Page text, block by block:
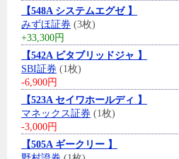
【548A システムエグゼ 】
みずほ証券 (3枚)
+33,300円
【542A ビタブリッドジャ 】
SBI証券 (1枚)
-6,900円
【523A セイワホールディ 】
マネックス証券 (1枚)
-3,000円
【505A ギークリー 】